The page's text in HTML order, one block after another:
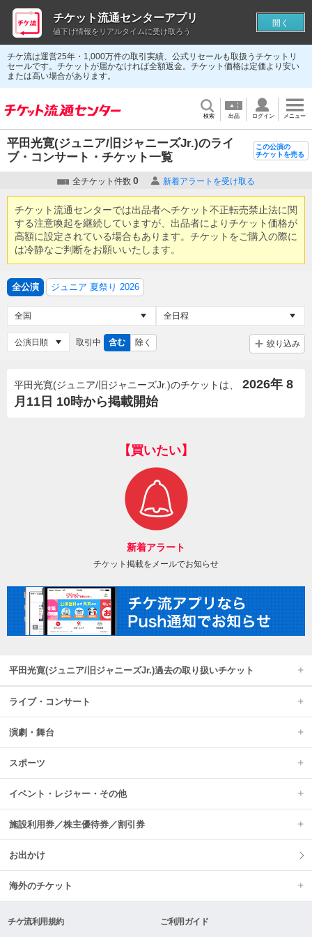
チケ流は運営25年・1,000万件の取引実績、公式リセールも取扱うチケットリ
セールです。チケットが届かなければ全額返金。チケット価格は定価より安い
または高い場合があります。
検索 出品 ログイン メニュー
平田光寛(ジュニア/旧ジャニーズJr.)のライ
ブ・コンサート・チケット一覧
この公演の
チケットを売る
全チケット件数 0 新着アラートを受け取る
チケット流通センターでは出品者へチケット不正転売禁止法に関
する注意喚起を継続していますが、出品者によりチケット価格が
高額に設定されている場合もあります。チケットをご購入の際に
は冷静なご判断をお願いいたします。
全公演 ジュニア 夏祭り 2026
取引中 含む 除く 絞り込み
平田光寛(ジュニア/旧ジャニーズJr.)のチケットは、
2026年 8
月11日 10時から掲載開始
【買いたい】
新着アラート
チケット掲載をメールでお知らせ
平田光寛(ジュニア/旧ジャニーズJr.)過去の取り扱いチケット
ライブ・コンサート
演劇・舞台
スポーツ
イベント・レジャー・その他
施設利用券／株主優待券／割引券
お出かけ
海外のチケット
チケ流利用規約 ご利用ガイド
チケット流通センターアプリ
値下げ情報をリアルタイムに受け取ろう
開く